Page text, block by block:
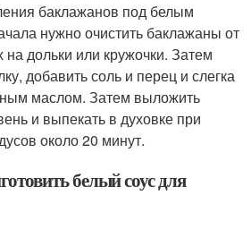
баклажанов под белым
нужно очистить баклажаны от
на дольки или кружочки. Затем
добавить соль и перец и слегка
маслом. Затем выложить
и выпекать в духовке при
около 20 минут.
белый соус для